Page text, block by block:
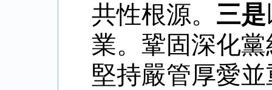
共性根源。 三是
業。鞏固深化
堅持嚴管厚愛